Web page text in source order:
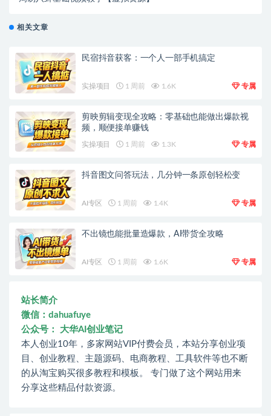
相关文章
民宿抖音获客：一个人一部手机搞定
实操项目 1 周前 1.6K 专属
剪映剪辑变现全攻略：零基础也能做出爆款视
频，顺便接单赚钱
实操项目 1 周前 1.3K 专属
抖音图文问答玩法，几分钟一条原创轻松变
AI专区 1 周前 1.4K 专属
不出镜也能批量造爆款，AI带货全攻略
AI专区 1 周前 1.6K 专属
站长简介
微信：dahuafuye
公众号： 大华AI创业笔记
本人创业10年，多家网站VIP付费会员，本站分享创业项
目、创业教程、主题源码、电商教程、工具软件等也不断
的从淘宝购买很多教程和模板。 专门做了这个网站用来
分享这些精品付款资源。